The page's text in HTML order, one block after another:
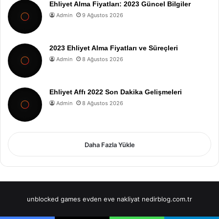
Ehliyet Alma Fiyatları: 2023 Güncel Bilgiler
Admin 9 Ağustos 2026
2023 Ehliyet Alma Fiyatları ve Süreçleri
Admin 8 Ağustos 2026
Ehliyet Affı 2022 Son Dakika Gelişmeleri
Admin 8 Ağustos 2026
Daha Fazla Yükle
unblocked games evden eve nakliyat nedirblog.com.tr